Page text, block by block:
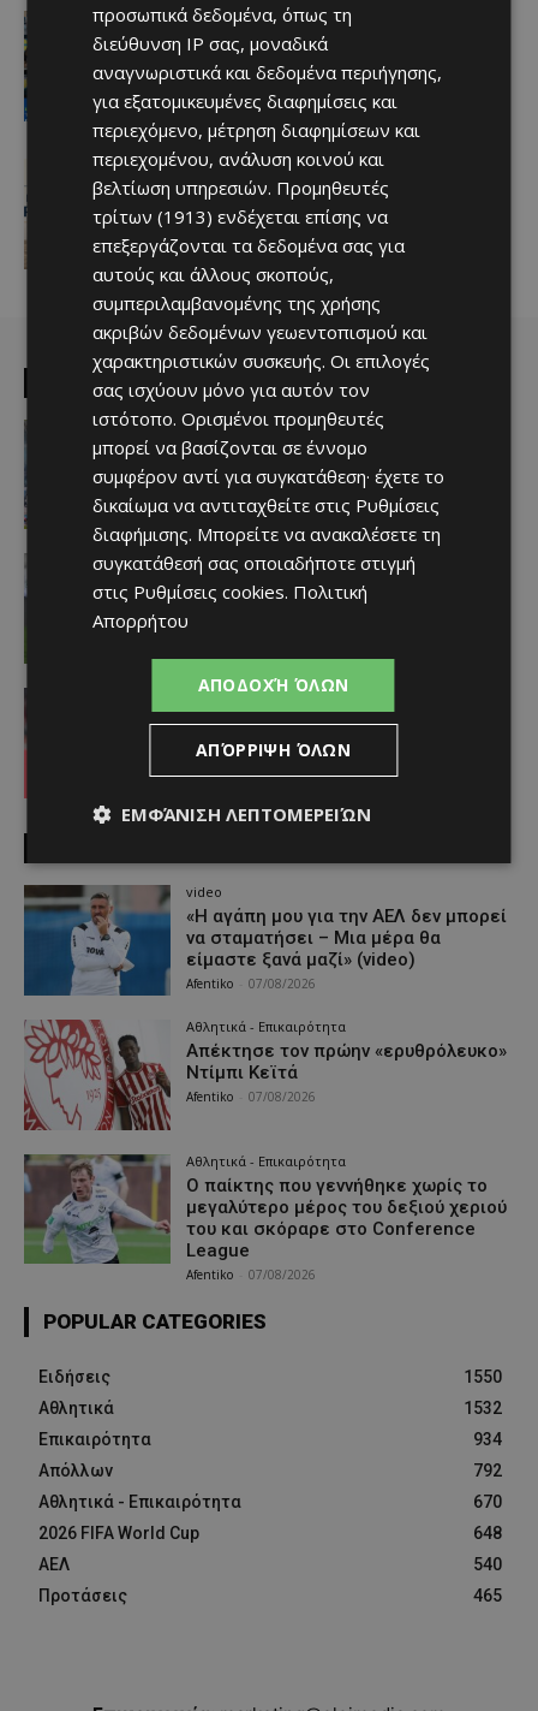
Ειδήσεις
Lidl Better Living Days #summer2026:
Ένα μοναδικό ταξίδι ευεξίας, γεμάτο
γεύση, ενέργεια και χαμόγελα σε όλη
την Κύπρο
Afentiko - 08/08/2026
Ειδήσεις
ΚΥΠΡΙΑΚΟΣ ΤΥΠΟΣ: Στο επίκεντρο οι
διορισμοί στους ημικρατικούς, οι
Προεδρικές του 2028 και ο GSI
Afentiko - 08/08/2026
EDITOR PICKS
Απόλλων
Πολύ μεγάλο ενδιαφέρον για ένα
«μαγικό χαρτάκι»
06/08/2026
Αθλητικά - Επικαιρότητα
Παραμένει ο Ενρίκες – Παίρνει και
Χάιρο
Afentiko
Απόλλων
Τι ισχύει με Κονομή
Afentiko - 06/08/2026
video
«Η αγάπη μου για την ΑΕΛ δεν μπορεί
να σταματήσει – Μια μέρα θα
είμαστε ξανά μαζί» (video)
Afentiko 07/08/2026
Αθλητικά - Επικαιρότητα
Απέκτησε τον πρώην «ερυθρόλευκο»
Ντίμπι Κεϊτά
Afentiko 07/08/2026
Αθλητικά - Επικαιρότητα
Ο παίκτης που γεννήθηκε χωρίς το
μεγαλύτερο μέρος του δεξιού χεριού
του και σκόραρε στο Conference
League
Afentiko 07/08/2026
POPULAR CATEGORIES
Ειδήσεις
1550
Αθλητικά
1532
Επικαιρότητα
934
Απόλλων
792
Αθλητικά - Επικαιρότητα
670
2026 FIFA World Cup
648
ΑΕΛ
540
Προτάσεις
465
προσωπικά δεδομένα, όπως τη
διεύθυνση IP σας, μοναδικά
αναγνωριστικά και δεδομένα περιήγησης,
για εξατομικευμένες διαφημίσεις και
περιεχόμενο, μέτρηση διαφημίσεων και
περιεχομένου, ανάλυση κοινού και
βελτίωση υπηρεσιών. Προμηθευτές
τρίτων (1913) ενδέχεται επίσης να
επεξεργάζονται τα δεδομένα σας για
αυτούς και άλλους σκοπούς,
συμπεριλαμβανομένης της χρήσης
ακριβών δεδομένων γεωεντοπισμού και
χαρακτηριστικών συσκευής. Οι επιλογές
σας ισχύουν μόνο για αυτόν τον
ιστότοπο. Ορισμένοι προμηθευτές
μπορεί να βασίζονται σε έννομο
συμφέρον αντί για συγκατάθεση· έχετε το
δικαίωμα να αντιταχθείτε στις Ρυθμίσεις
διαφήμισης. Μπορείτε να ανακαλέσετε τη
συγκατάθεσή σας οποιαδήποτε στιγμή
στις Ρυθμίσεις cookies. Πολιτική
Απορρήτου
ΑΠΟΔΟΧΉ ΌΛΩΝ
ΑΠΌΡΡΙΨΗ ΌΛΩΝ
ΕΜΦΆΝΙΣΗ ΛΕΠΤΟΜΕΡΕΙΏΝ